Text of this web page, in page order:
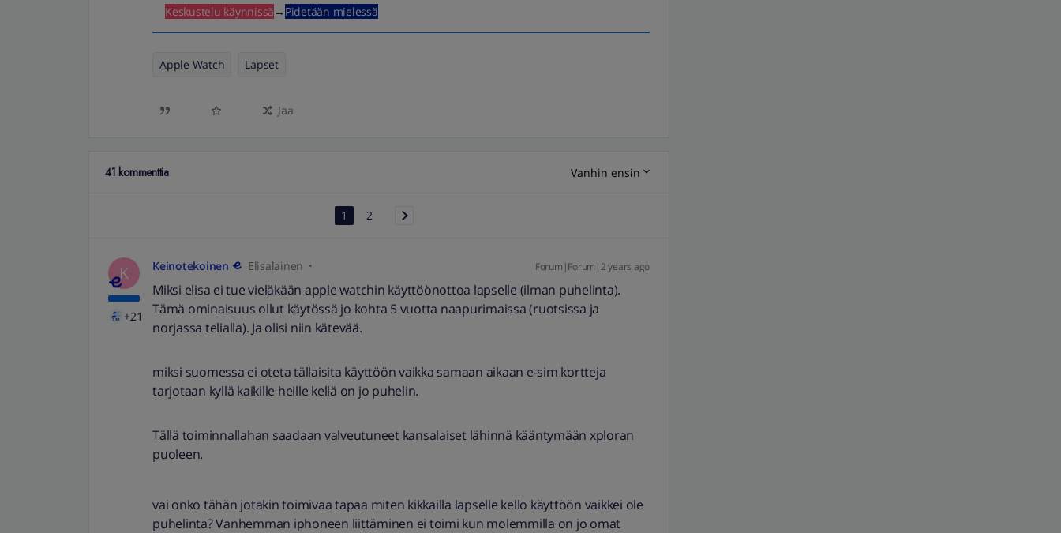
Keskustelu käynnissä → Pidetään mielessä
Apple Watch Lapset
Jaa
41 kommenttia Vanhin ensin
1 2
K
+21
Keinotekoinen Elisalainen Forum|Forum|2 years ago
Miksi elisa ei tue vieläkään apple watchin käyttöönottoa lapselle (ilman puhelinta).
Tämä ominaisuus ollut käytössä jo kohta 5 vuotta naapurimaissa (ruotsissa ja
norjassa telialla). Ja olisi niin kätevää.
miksi suomessa ei oteta tällaisita käyttöön vaikka samaan aikaan e-sim kortteja
tarjotaan kyllä kaikille heille kellä on jo puhelin.
Tällä toiminnallahan saadaan valveutuneet kansalaiset lähinnä kääntymään xploran
puoleen.
vai onko tähän jotakin toimivaa tapaa miten kikkailla lapselle kello käyttöön vaikkei ole
puhelinta? Vanhemman iphoneen liittäminen ei toimi kun molemmilla on jo omat